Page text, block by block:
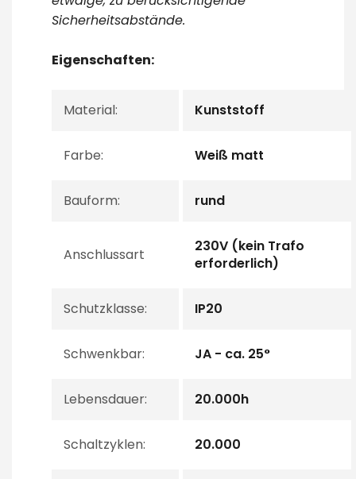
Sicherheitsabstände.
Eigenschaften:
Material: Kunststoff
Farbe: Weiß matt
Bauform: rund
Anschlussart
230V (kein Trafo
erforderlich)
Schutzklasse: IP20
Schwenkbar: JA - ca. 25°
Lebensdauer: 20.000h
Schaltzyklen: 20.000